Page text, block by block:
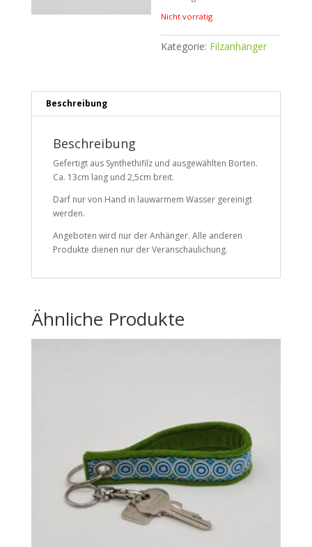
Nicht vorrätig
Kategorie: Filzanhänger
Beschreibung
Beschreibung
Gefertigt aus Synthethifilz und ausgewählten Borten.
Ca. 13cm lang und 2,5cm breit.
Darf nur von Hand in lauwarmem Wasser gereinigt
werden.
Angeboten wird nur der Anhänger. Alle anderen
Produkte dienen nur der Veranschaulichung.
Ähnliche Produkte